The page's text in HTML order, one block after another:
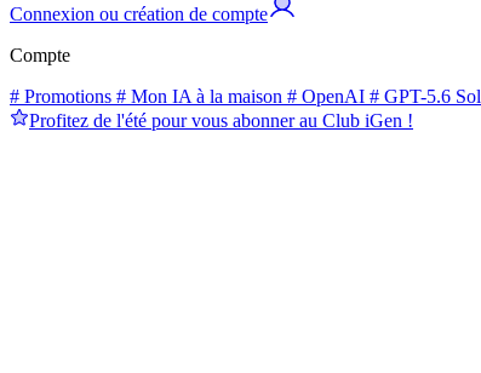
Connexion ou création de compte
Compte
# Promotions # Mon IA à la maison # OpenAI # GPT-5.6 Sol
Profitez de l'été pour vous abonner au Club iGen !